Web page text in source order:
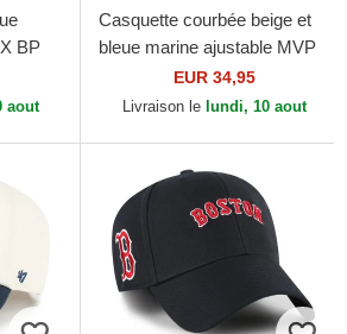
BP
aout
Casquette courbée beige et
bleue marine ajustable MVP
Broke Line Boston Red Sox
MLB 47 Brand
EUR 34,95
Livraison le lundi, 10 aout